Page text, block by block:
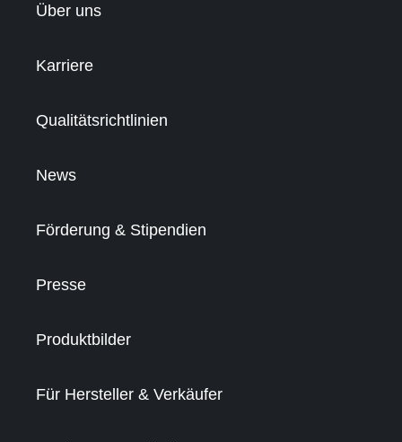
Über uns
Karriere
Qualitätsrichtlinien
News
Förderung & Stipendien
Presse
Produktbilder
Für Hersteller & Verkäufer